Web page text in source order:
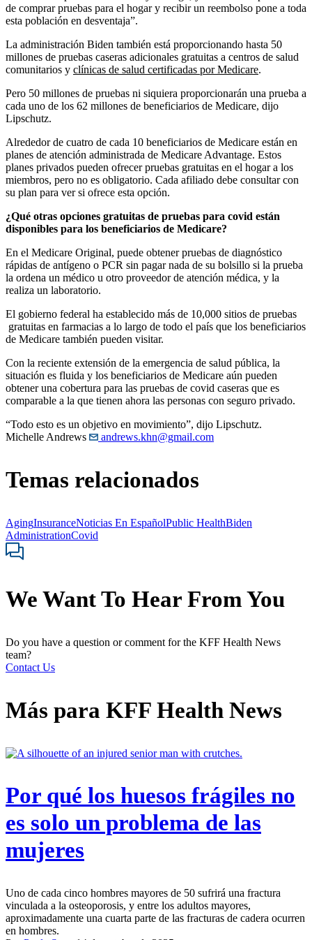
de comprar pruebas para el hogar y recibir un reembolso pone a toda
esta población en desventaja”.
La administración Biden también está proporcionando hasta 50
millones de pruebas caseras adicionales gratuitas a centros de salud
comunitarios y clínicas de salud certificadas por Medicare.
Pero 50 millones de pruebas ni siquiera proporcionarán una prueba a
cada uno de los 62 millones de beneficiarios de Medicare, dijo
Lipschutz.
Alrededor de cuatro de cada 10 beneficiarios de Medicare están en
planes de atención administrada de Medicare Advantage. Estos
planes privados pueden ofrecer pruebas gratuitas en el hogar a los
miembros, pero no es obligatorio. Cada afiliado debe consultar con
su plan para ver si ofrece esta opción.
¿Qué otras opciones gratuitas de pruebas para covid están
disponibles para los beneficiarios de Medicare?
En el Medicare Original, puede obtener pruebas de diagnóstico
rápidas de antígeno o PCR sin pagar nada de su bolsillo si la prueba
la ordena un médico u otro proveedor de atención médica, y la
realiza un laboratorio.
El gobierno federal ha establecido más de 10,000 sitios de pruebas
gratuitas en farmacias a lo largo de todo el país que los beneficiarios
de Medicare también pueden visitar.
Con la reciente extensión de la emergencia de salud pública, la
situación es fluida y los beneficiarios de Medicare aún pueden
obtener una cobertura para las pruebas de covid caseras que es
comparable a la que tienen ahora las personas con seguro privado.
“Todo esto es un objetivo en movimiento”, dijo Lipschutz.
Michelle Andrews
andrews.khn@gmail.com
Temas relacionados
AgingInsuranceNoticias En EspañolPublic HealthBiden
AdministrationCovid
We Want To Hear From You
Do you have a question or comment for the KFF Health News
team?
Contact Us
Más para KFF Health News
Por qué los huesos frágiles no
es solo un problema de las
mujeres
Uno de cada cinco hombres mayores de 50 sufrirá una fractura
vinculada a la osteoporosis, y entre los adultos mayores,
aproximadamente una cuarta parte de las fracturas de cadera ocurren
en hombres.